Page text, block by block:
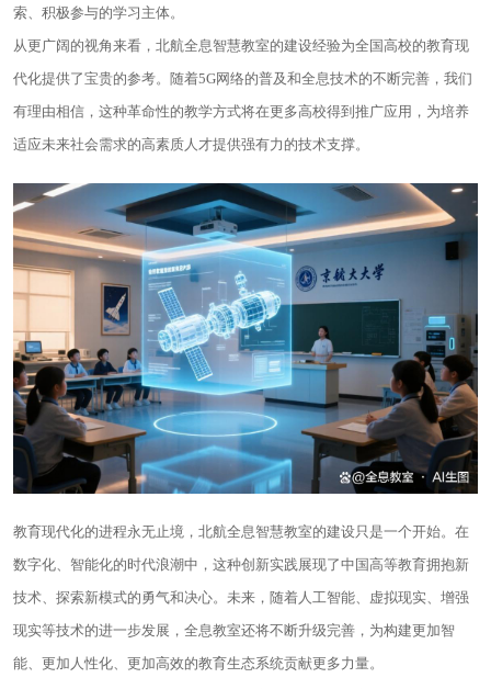
索、积极参与的学习主体。
从更广阔的视角来看，北航全息智慧教室的建设经验为全国高校的教育现
代化提供了宝贵的参考。随着5G网络的普及和全息技术的不断完善，我们
有理由相信，这种革命性的教学方式将在更多高校得到推广应用，为培养
适应未来社会需求的高素质人才提供强有力的技术支撑。
教育现代化的进程永无止境，北航全息智慧教室的建设只是一个开始。在
数字化、智能化的时代浪潮中，这种创新实践展现了中国高等教育拥抱新
技术、探索新模式的勇气和决心。未来，随着人工智能、虚拟现实、增强
现实等技术的进一步发展，全息教室还将不断升级完善，为构建更加智
能、更加人性化、更加高效的教育生态系统贡献更多力量。